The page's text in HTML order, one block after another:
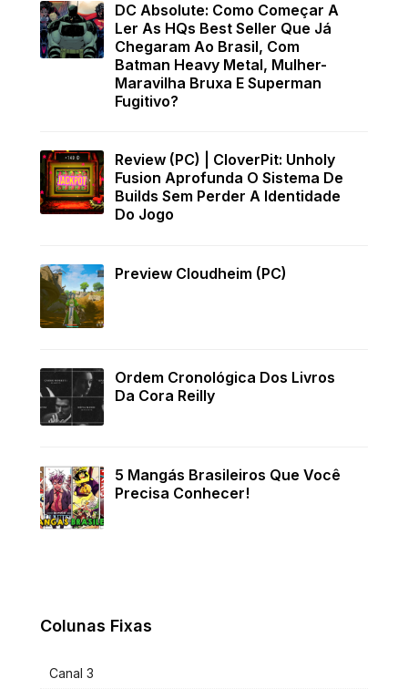
DC Absolute: Como Começar A
Ler As HQs Best Seller Que Já
Chegaram Ao Brasil, Com
Batman Heavy Metal, Mulher-
Maravilha Bruxa E Superman
Fugitivo?
Review (PC) | CloverPit: Unholy
Fusion Aprofunda O Sistema De
Builds Sem Perder A Identidade
Do Jogo
Preview Cloudheim (PC)
Ordem Cronológica Dos Livros
Da Cora Reilly
5 Mangás Brasileiros Que Você
Precisa Conhecer!
Colunas Fixas
Canal 3